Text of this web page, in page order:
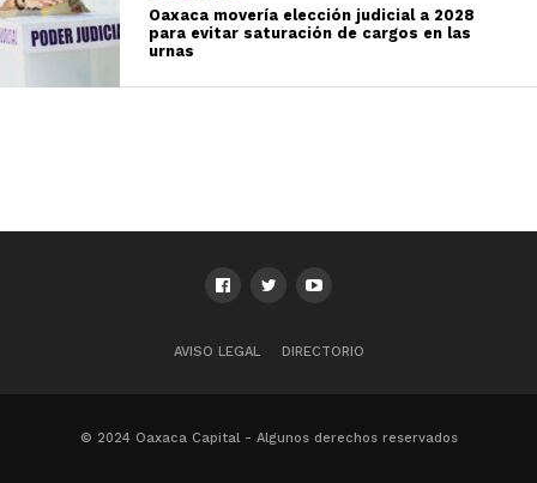
Oaxaca movería elección judicial a 2028
para evitar saturación de cargos en las
urnas
AVISO LEGAL DIRECTORIO
© 2024 Oaxaca Capital - Algunos derechos reservados